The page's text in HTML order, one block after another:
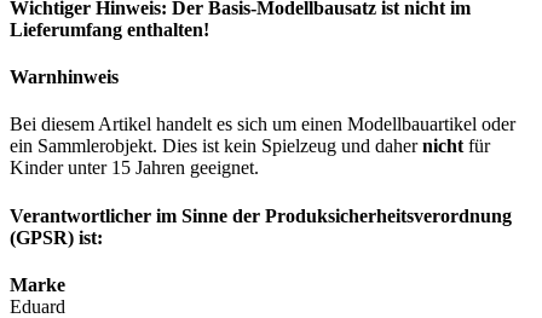
Wichtiger Hinweis: Der Basis-Modellbausatz ist nicht im
Lieferumfang enthalten!
Warnhinweis
Bei diesem Artikel handelt es sich um einen Modellbauartikel oder
ein Sammlerobjekt. Dies ist kein Spielzeug und dahernicht für
Kinder unter 15 Jahren geeignet.
Verantwortlicher im Sinne der Produksicherheitsverordnung
(GPSR) ist:
Marke
Eduard